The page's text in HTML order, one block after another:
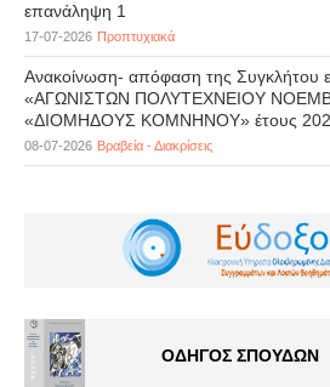
επανάληψη 1
17-07-2026 Προπτυχιακά
Ανακοίνωση- απόφαση της Συγκλήτου
«ΑΓΩΝΙΣΤΩΝ ΠΟΛΥΤΕΧΝΕΙΟΥ
«ΔΙΟΜΗΔΟΥΣ ΚΟΜΝΗΝΟΥ» έτους
08-07-2026 Βραβεία - Διακρίσεις
ΟΔΗΓΟΣ ΣΠΟΥΔΩΝ